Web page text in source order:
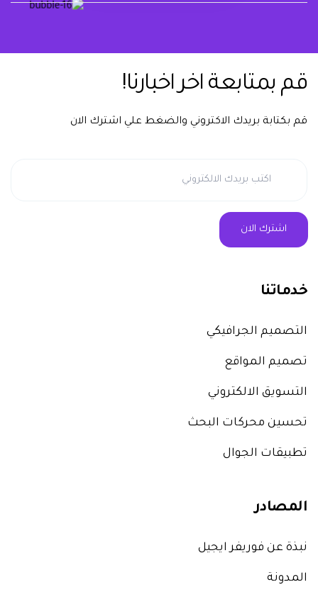
قم بمتابعة اخر اخبارنا!
قم بكتابة بريدك الاكتروني والضغط علي اشترك الان
خدماتنا
التصميم الجرافيكي
تصميم المواقع
التسويق الالكتروني
تحسين محركات البحث
تطبيقات الجوال
المصادر
نبذة عن فوريفر ايجيل
المدونة